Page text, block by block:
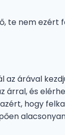
te nem
az árával
árral, és
hogy